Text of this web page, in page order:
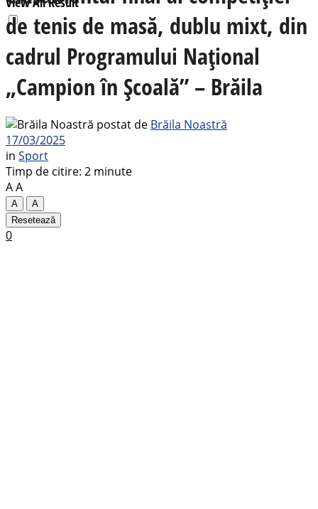
de tenis de masă, dublu mixt, din
cadrul Programului Național
„Campion în Școală” – Brăila
postat de Brăila Noastră
17/03/2025
in Sport
Timp de citire: 2 minute
AA
A
A
Resetează
0